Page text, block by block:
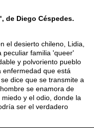
de Diego Céspedes.
el desierto chileno, Lidia,
peculiar familia 'queer'
y polvoriento pueblo
enfermedad que está
dice que se transmite a
se enamora de
y el odio, donde la
ser el verdadero